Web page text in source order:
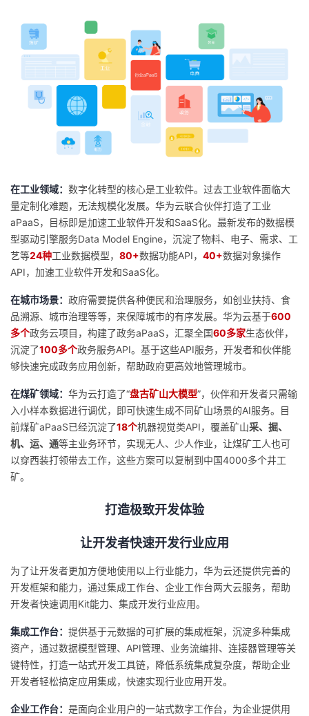
在工业领域： 数字化转型的核心是工业软件。过去工业软件面临大
量定制化难题，无法规模化发展。华为云联合伙伴打造了工业
aPaaS，目标即是加速工业软件开发和SaaS化。最新发布的数据模
型驱动引擎服务Data Model Engine，沉淀了物料、电子、需求、工
艺等24种工业数据模型， 80+数据功能API， 40+数据对象操作
API，加速工业软件开发和SaaS化。
在城市场景： 政府需要提供各种便民和治理服务，如创业扶持、食
品溯源、城市治理等等，来保障城市的有序发展。华为云基于600
多个政务云项目，构建了政务aPaaS，汇聚全国60多家生态伙伴，
沉淀了100多个政务服务API。基于这些API服务，开发者和伙伴能
够快速完成政务应用创新，帮助政府更高效地管理城市。
在煤矿领域： 华为云打造了“盘古矿山大模型”，伙伴和开发者只需输
入小样本数据进行调优，即可快速生成不同矿山场景的AI服务。目
前煤矿aPaaS已经沉淀了18个机器视觉类API，覆盖矿山采、掘、
机、运、通等主业务环节，实现无人、少人作业，让煤矿工人也可
以穿西装打领带去工作，这些方案可以复制到中国4000多个井工
矿。
打造极致开发体验
让开发者快速开发行业应用
为了让开发者更加方便地使用以上行业能力，华为云还提供完善的
开发框架和能力，通过集成工作台、企业工作台两大云服务，帮助
开发者快速调用Kit能力、集成开发行业应用。
集成工作台： 提供基于元数据的可扩展的集成框架，沉淀多种集成
资产，通过数据模型管理、API管理、业务流编排、连接器管理等关
键特性，打造一站式开发工具链，降低系统集成复杂度，帮助企业
开发者轻松搞定应用集成，快速实现行业应用开发。
企业工作台： 是面向企业用户的一站式数字工作台，为企业提供用